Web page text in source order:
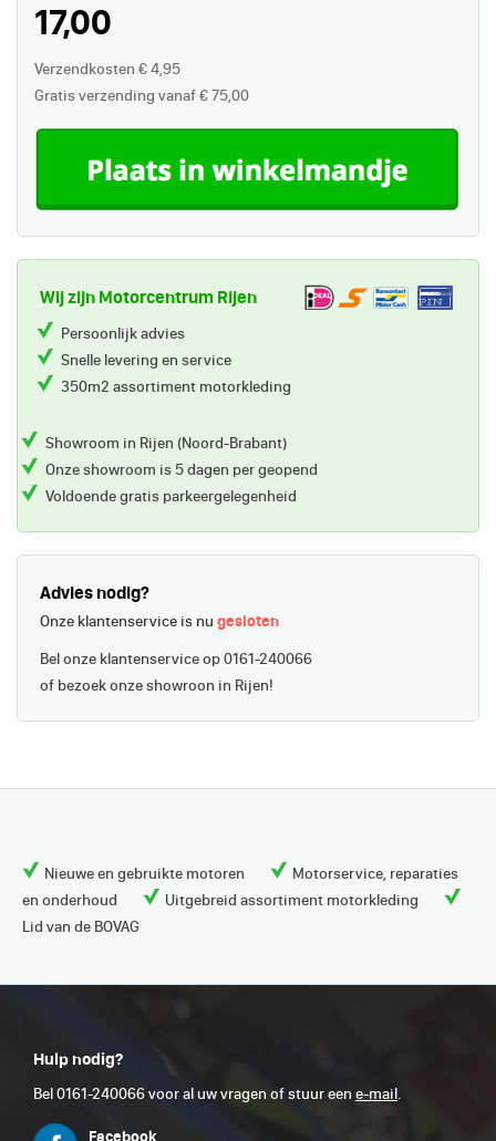
17,00
Verzendkosten € 4,95
Gratis verzending vanaf € 75,00
Wij zijn Motorcentrum Rijen
Persoonlijk advies
Snelle levering en service
350m2 assortiment motorkleding
Showroom in Rijen (Noord-Brabant)
Onze showroom is 5 dagen per geopend
Voldoende gratis parkeergelegenheid
Advies nodig?
Onze klantenservice is nu gesloten
Bel onze klantenservice op 0161-240066
of bezoek onze showroon in Rijen!
Nieuwe en gebruikte motoren
Motorservice, reparaties
en onderhoud
Uitgebreid assortiment motorkleding
Lid van de BOVAG
Hulp nodig?
Bel 0161-240066 voor al uw vragen of stuur een e-mail
Facebook